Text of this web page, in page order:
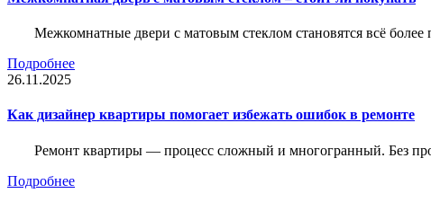
Межкомнатные двери с матовым стеклом становятся всё
Подробнее
26.11.2025
Как дизайнер квартиры помогает избежать ошибок в ремонте
Ремонт квартиры — процесс сложный и многогранный. Без
Подробнее